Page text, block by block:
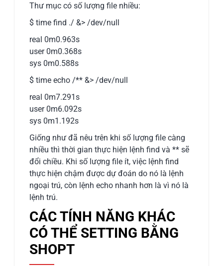
Thư mục có số lượng file nhiều:
$ time find ./ &> /dev/null
real 0m0.963s
user 0m0.368s
sys 0m0.588s
$ time echo /** &> /dev/null
real 0m7.291s
user 0m6.092s
sys 0m1.192s
Giống như đã nêu trên khi số lượng file càng
nhiều thì thời gian thực hiện lệnh find và ** sẽ
đổi chiều. Khi số lượng file ít, việc lệnh find
thực hiện chậm được dự đoán do nó là lệnh
ngoại trú, còn lệnh echo nhanh hơn là vì nó là
lệnh trú.
CÁC TÍNH NĂNG KHÁC
CÓ THỂ SETTING BẰNG
SHOPT